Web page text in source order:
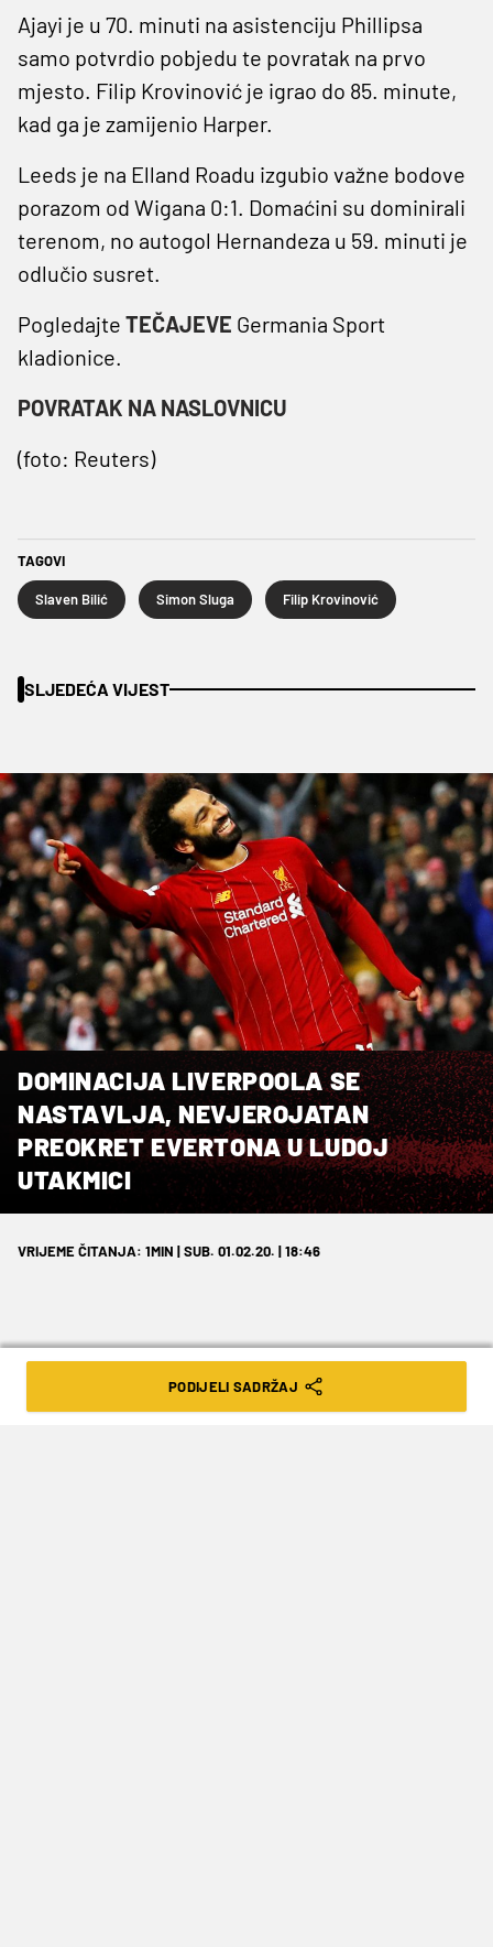
Ajayi je u 70. minuti na asistenciju Phillipsa
samo potvrdio pobjedu te povratak na prvo
mjesto. Filip Krovinović je igrao do 85. minute,
kad ga je zamijenio Harper.
Leeds je na Elland Roadu izgubio važne bodove
porazom od Wigana 0:1. Domaćini su dominirali
terenom, no autogol Hernandeza u 59. minuti je
odlučio susret.
Pogledajte TEČAJEVE Germania Sport
kladionice.
POVRATAK NA NASLOVNICU
(foto: Reuters)
TAGOVI
Slaven Bilić Simon Sluga Filip Krovinović
SLJEDEĆA VIJEST
DOMINACIJA LIVERPOOLA SE
NASTAVLJA, NEVJEROJATAN
PREOKRET EVERTONA U LUDOJ
UTAKMICI
VRIJEME ČITANJA: 1MIN | SUB. 01.02.20. | 18:46
Branič Mina zabio dva gola u sučevoj
PODIJELI SADRŽAJ